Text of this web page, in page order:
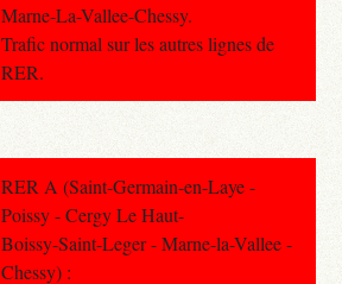
Marne-La-Vallee-Chessy.
Trafic normal sur les autres lignes de
RER.
RER A (Saint-Germain-en-Laye -
Poissy - Cergy Le Haut-
Boissy-Saint-Leger - Marne-la-Vallee -
Chessy) :